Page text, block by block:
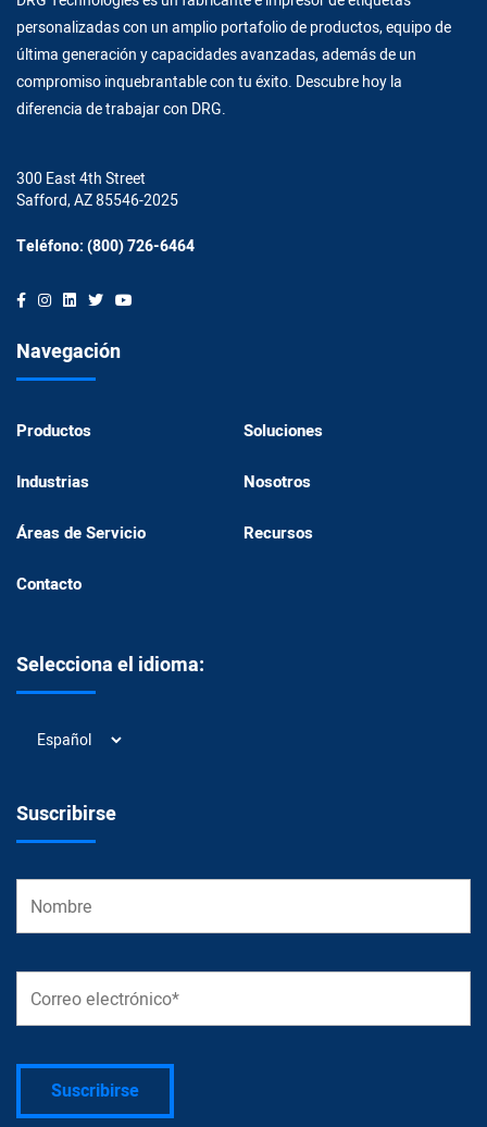
personalizadas con un amplio portafolio de productos, equipo de
última generación y capacidades avanzadas, además de un
compromiso inquebrantable con tu éxito. Descubre hoy la
diferencia de trabajar con DRG.
300 East 4th Street
Safford, AZ 85546-2025
Teléfono: (800) 726-6464
Navegación
Productos Soluciones
Industrias Nosotros
Áreas de Servicio Recursos
Contacto
Selecciona el idioma:
Selecciona
Suscribirse